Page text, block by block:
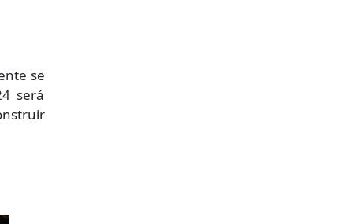
se
será